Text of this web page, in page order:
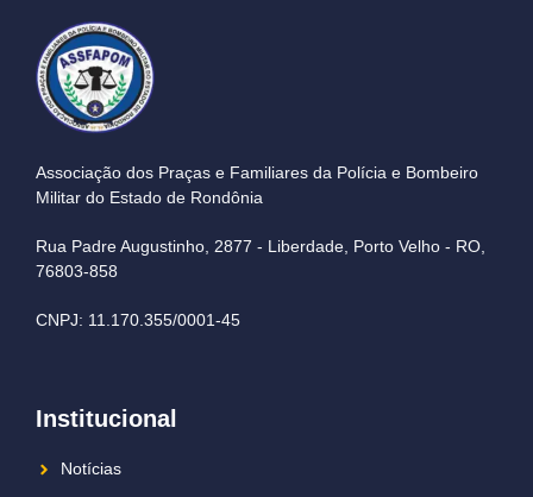
Associação dos Praças e Familiares da Polícia e Bombeiro
Militar do Estado de Rondônia
Rua Padre Augustinho, 2877 - Liberdade, Porto Velho - RO,
76803-858
CNPJ: 11.170.355/0001-45
Institucional
Notícias